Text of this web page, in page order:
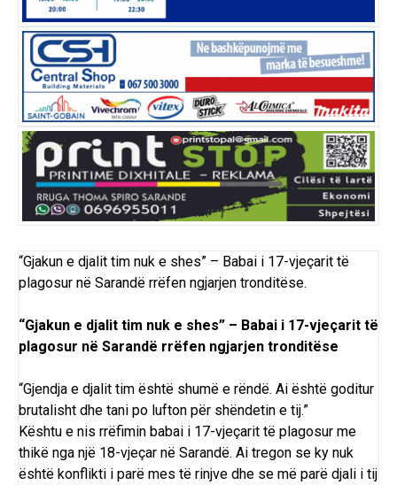
“Gjakun e djalit tim nuk e shes” – Babai i 17-vjeçarit të
plagosur në Sarandë rrëfen ngjarjen tronditëse.
“Gjakun e djalit tim nuk e shes” – Babai i 17-vjeçarit të
plagosur në Sarandë rrëfen ngjarjen tronditëse
“Gjendja e djalit tim është shumë e rëndë. Ai është goditur
brutalisht dhe tani po lufton për shëndetin e tij.”
Kështu e nis rrëfimin babai i 17-vjeçarit të plagosur me
thikë nga një 18-vjeçar në Sarandë. Ai tregon se ky nuk
është konflikti i parë mes të rinjve dhe se më parë djali i tij